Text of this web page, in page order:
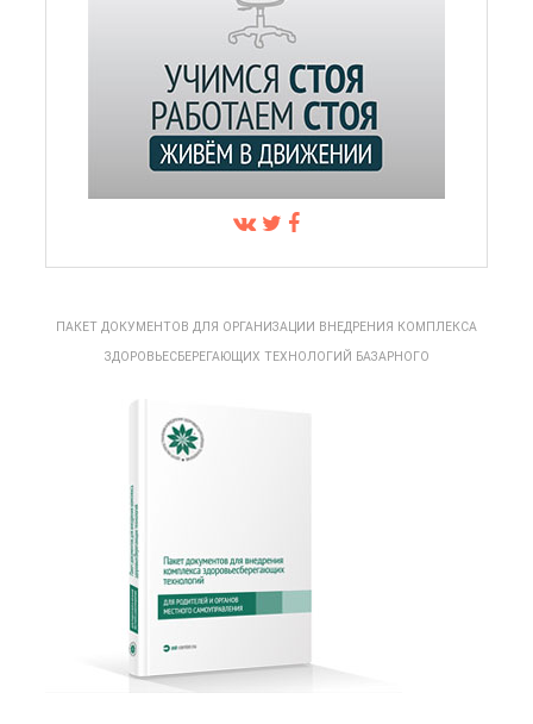
ПАКЕТ ДОКУМЕНТОВ ДЛЯ ОРГАНИЗАЦИИ ВНЕДРЕНИЯ КОМПЛЕКСА
ЗДОРОВЬЕСБЕРЕГАЮЩИХ ТЕХНОЛОГИЙ БАЗАРНОГО